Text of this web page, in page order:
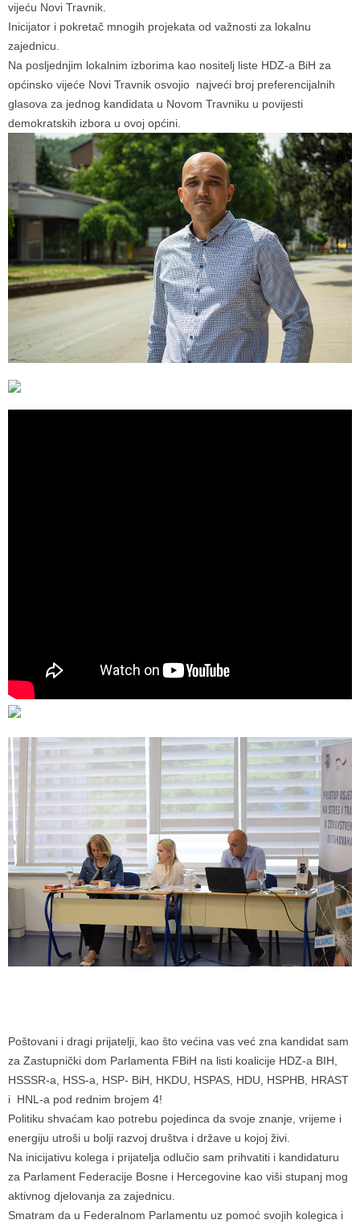
vijeću Novi Travnik.
Inicijator i pokretač mnogih projekata od važnosti za lokalnu
zajednicu.
Na posljednjim lokalnim izborima kao nositelj liste HDZ-a BiH za
općinsko vijeće Novi Travnik osvojio najveći broj preferencijalnih
glasova za jednog kandidata u Novom Travniku u povijesti
demokratskih izbora u ovoj općini.
Poštovani i dragi prijatelji, kao što većina vas već zna kandidat sam
za Zastupnički dom Parlamenta FBiH na listi koalicije HDZ-a BIH,
HSSSR-a, HSS-a, HSP- BiH, HKDU, HSPAS, HDU, HSPHB, HRAST
i HNL-a pod rednim brojem 4!
Politiku shvaćam kao potrebu pojedinca da svoje znanje, vrijeme i
energiju utroši u bolji razvoj društva i države u kojoj živi.
Na inicijativu kolega i prijatelja odlučio sam prihvatiti i kandidaturu
za Parlament Federacije Bosne i Hercegovine kao viši stupanj mog
aktivnog djelovanja za zajednicu.
Smatram da u Federalnom Parlamentu uz pomoć svojih kolegica i